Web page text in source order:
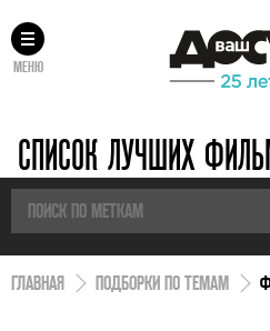
МЕНЮ
СПИСОК ЛУЧШИХ
ГЛАВНАЯ ПОДБОРКИ ПО ТЕМАМ